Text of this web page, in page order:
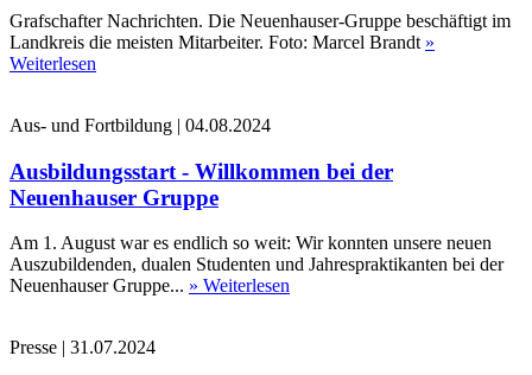
Grafschafter Nachrichten. Die Neuenhauser-Gruppe beschäftigt im
Landkreis die meisten Mitarbeiter. Foto: Marcel Brandt »
Weiterlesen
Aus- und Fortbildung | 04.08.2024
Ausbildungsstart - Willkommen bei der
Neuenhauser Gruppe
Am 1. August war es endlich so weit: Wir konnten unsere neuen
Auszubildenden, dualen Studenten und Jahrespraktikanten bei der
Neuenhauser Gruppe... » Weiterlesen
Presse | 31.07.2024